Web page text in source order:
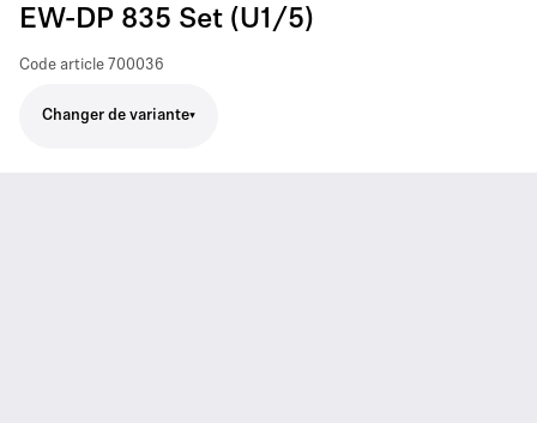
EW-DP 835 Set (U1/5)
Code article 700036
Changer de variante